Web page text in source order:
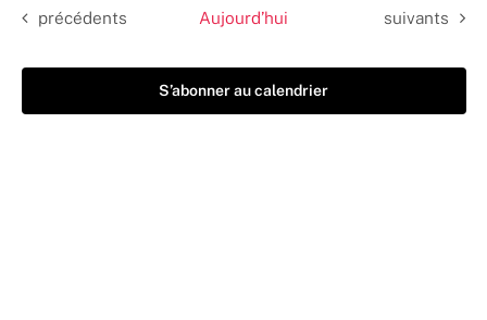
Évènements
précédents Aujourd’hui Évènements
suivants
S’abonner au calendrier